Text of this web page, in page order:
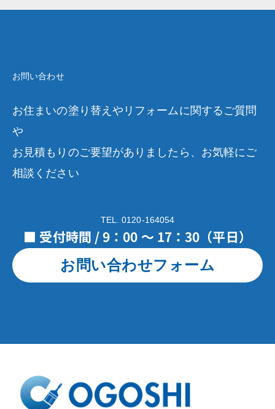
お問い合わせ
お住まいの塗り替えやリフォームに関するご質問
や
お見積もりのご要望がありましたら、お気軽にご
相談ください
TEL. 0120-164054
■ 受付時間 / 9：00 ～ 17：30（平日）
お問い合わせフォーム